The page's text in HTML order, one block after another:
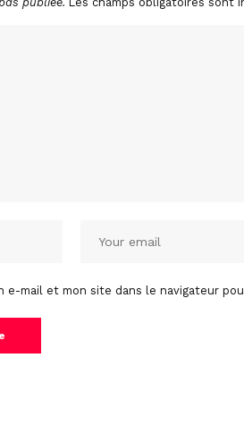
e-mail et mon site dans le navigateur